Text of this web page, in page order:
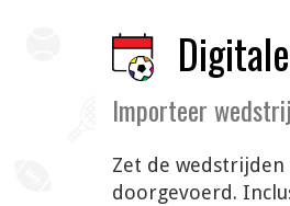
Importeer
Zet de wedstrijden
doorgevoerd.